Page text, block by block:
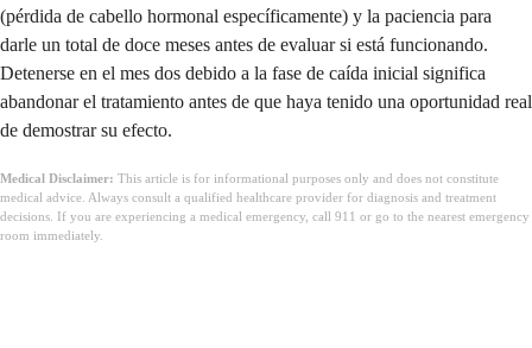
(pérdida de cabello hormonal específicamente) y la paciencia para
darle un total de doce meses antes de evaluar si está funcionando.
Detenerse en el mes dos debido a la fase de caída inicial significa
abandonar el tratamiento antes de que haya tenido una oportunidad real
de demostrar su efecto.
Medical Disclaimer: This article is for informational purposes only and does not constitute
medical advice. Always consult a qualified healthcare provider for diagnosis and treatment
decisions. If you are experiencing a medical emergency, call 911 or go to the nearest emergency
room immediately.